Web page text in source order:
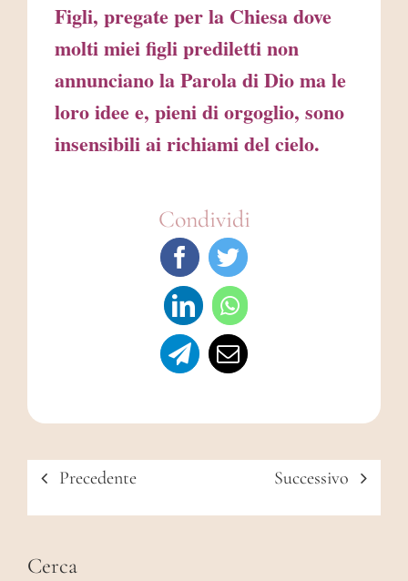
Figli, pregate per la Chiesa dove
molti miei figli prediletti non
annunciano la Parola di Dio ma le
loro idee e, pieni di orgoglio, sono
insensibili ai richiami del cielo.
Condividi
Precedente Successivo
Cerca